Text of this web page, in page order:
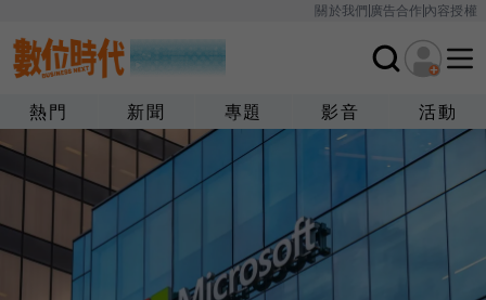
關於我們廣告合作內容授權
熱門 新聞 專題 影音 活動